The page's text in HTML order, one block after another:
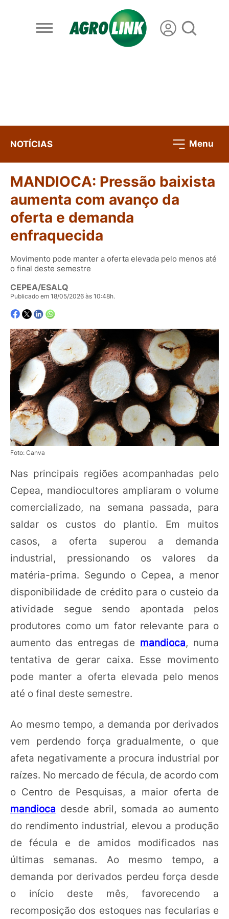
NOTÍCIAS Menu
MANDIOCA: Pressão baixista
aumenta com avanço da
oferta e demanda
enfraquecida
Movimento pode manter a oferta elevada pelo menos até
o final deste semestre
CEPEA/ESALQ
Publicado em 18/05/2026 às 10:48h.
Foto: Canva
Nas principais regiões acompanhadas pelo
Cepea, mandiocultores ampliaram o volume
comercializado, na semana passada, para
saldar os custos do plantio. Em muitos
casos, a oferta superou a demanda
industrial, pressionando os valores da
matéria-prima. Segundo o Cepea, a menor
disponibilidade de crédito para o custeio da
atividade segue sendo apontada pelos
produtores como um fator relevante para o
aumento das entregas de mandioca, numa
tentativa de gerar caixa. Esse movimento
pode manter a oferta elevada pelo menos
até o final deste semestre.
Ao mesmo tempo, a demanda por derivados
vem perdendo força gradualmente, o que
afeta negativamente a procura industrial por
raízes. No mercado de fécula, de acordo com
o Centro de Pesquisas, a maior oferta de
mandioca desde abril, somada ao aumento
do rendimento industrial, elevou a produção
de fécula e de amidos modificados nas
últimas semanas. Ao mesmo tempo, a
demanda por derivados perdeu força desde
o início deste mês, favorecendo a
recomposição dos estoques nas fecularias e